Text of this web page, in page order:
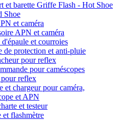
et barette Griffe Flash - Hot Shoe
Shoe
et caméra
APN et caméra
d'épaule et courroies
de protection et anti-pluie
pour reflex
pour caméscopes
reflex
et chargeur pour caméra,
et APN
et testeur
et flashmètre